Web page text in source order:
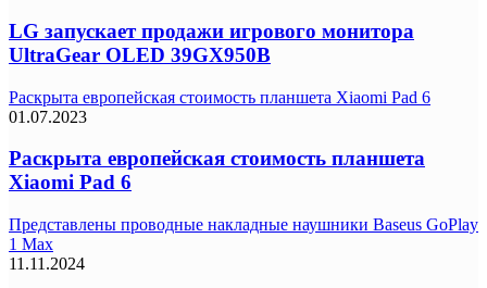
LG запускает продажи игрового монитора
UltraGear OLED 39GX950B
Раскрыта европейская стоимость планшета Xiaomi Pad 6
01.07.2023
Раскрыта европейская стоимость планшета
Xiaomi Pad 6
Представлены проводные накладные наушники Baseus GoPlay
1 Max
11.11.2024